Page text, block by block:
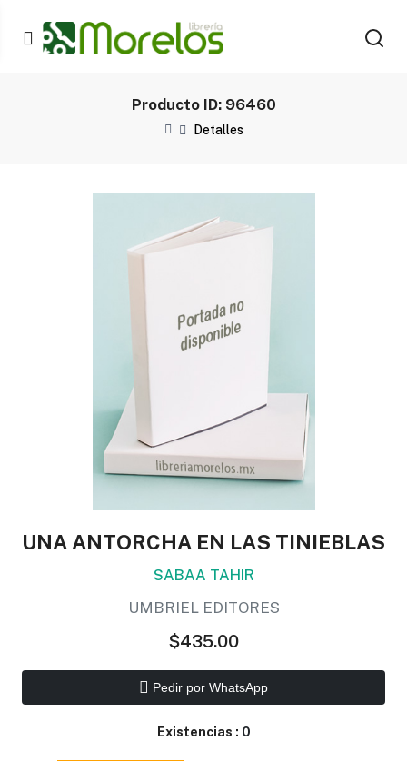
Producto ID: 96460
Detalles
UNA ANTORCHA EN LAS TINIEBLAS
SABAA TAHIR
UMBRIEL EDITORES
$435.00
Pedir por WhatsApp
Existencias : 0